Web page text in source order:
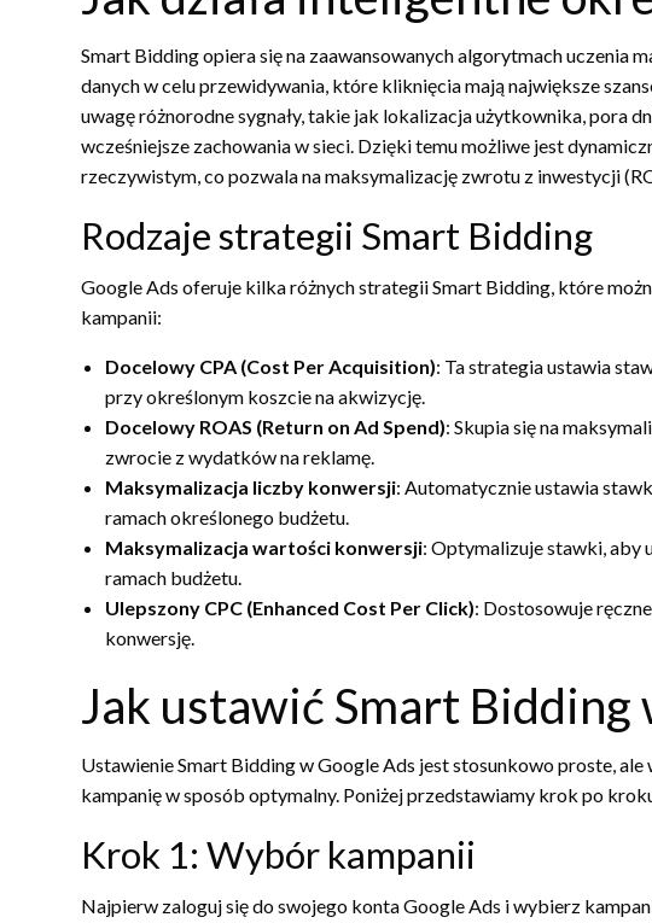
Smart Bidding opiera się na zaawansowanych algorytmach uczenia
danych w celu przewidywania, które kliknięcia mają największe
uwagę różnorodne sygnały, takie jak lokalizacja użytkownika, pora
wcześniejsze zachowania w sieci. Dzięki temu możliwe jest
rzeczywistym, co pozwala na maksymalizację zwrotu z inwestycji
Rodzaje strategii Smart Bidding
Google Ads oferuje kilka różnych strategii Smart Bidding, które
kampanii:
Docelowy CPA (Cost Per Acquisition): Ta strategia ustawia
przy określonym koszcie na akwizycję.
Docelowy ROAS (Return on Ad Spend): Skupia się na
zwrocie z wydatków na reklamę.
Maksymalizacja liczby konwersji: Automatycznie ustawia
ramach określonego budżetu.
Maksymalizacja wartości konwersji: Optymalizuje stawki, aby
ramach budżetu.
Ulepszony CPC (Enhanced Cost Per Click): Dostosowuje
konwersję.
Jak ustawić Smart Bidding
Ustawienie Smart Bidding w Google Ads jest stosunkowo proste,
kampanię w sposób optymalny. Poniżej przedstawiamy krok po
Krok 1: Wybór kampanii
Najpierw zaloguj się do swojego konta Google Ads i wybierz